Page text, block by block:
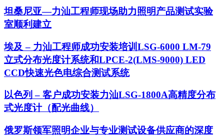
坦桑尼亚—力汕工程师现场助力照明产品测试实验
室顺利建立
埃及 – 力汕工程师成功安装培训LSG-6000 LM-79
立式分布光度计系统和LPCE-2(LMS-9000) LED
CCD快速光色电综合测试系统
以色列 – 客户成功安装力汕LSG-1800A高精度分布
式光度计（配光曲线）
俄罗斯领军照明企业与专业测试设备供应商的深度